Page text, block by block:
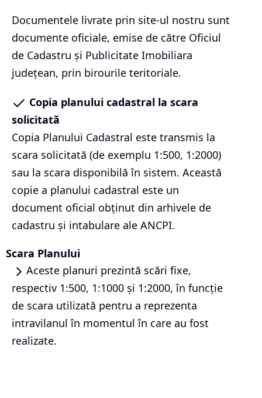
Documentele livrate prin site-ul nostru sunt
documente oficiale, emise de către Oficiul
de Cadastru și Publicitate Imobiliara
județean, prin birourile teritoriale.
Copia planului cadastral la scara
solicitată
Copia Planului Cadastral este transmis la
scara solicitată (de exemplu 1:500, 1:2000)
sau la scara disponibilă în sistem. Această
copie a planului cadastral este un
document oficial obținut din arhivele de
cadastru și intabulare ale ANCPI.
Scara Planului
Aceste planuri prezintă scări fixe,
respectiv 1:500, 1:1000 și 1:2000, în funcție
de scara utilizată pentru a reprezenta
intravilanul în momentul în care au fost
realizate.